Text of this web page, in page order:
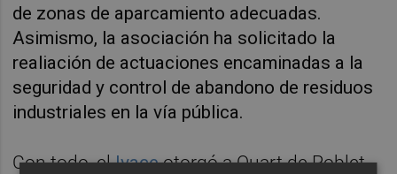
de zonas de aparcamiento adecuadas.
Asimismo, la asociación ha solicitado la
realiación de actuaciones encaminadas a la
seguridad y control de abandono de residuos
industriales en la vía pública.
Con todo, elIvaceotorgó a Quart de Poblet